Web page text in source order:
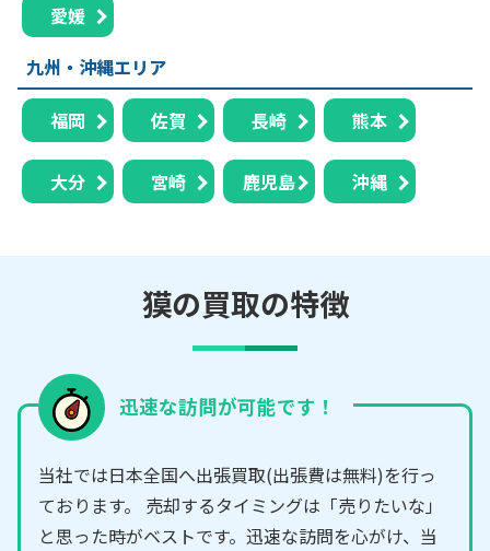
愛媛
九州・沖縄エリア
福岡 佐賀 長崎 熊本
大分 宮崎 鹿児島 沖縄
獏の買取の特徴
迅速な訪問が可能です！
当社では日本全国へ出張買取(出張費は無料)を行っ
ております。 売却するタイミングは「売りたいな」
と思った時がベストです。迅速な訪問を心がけ、当